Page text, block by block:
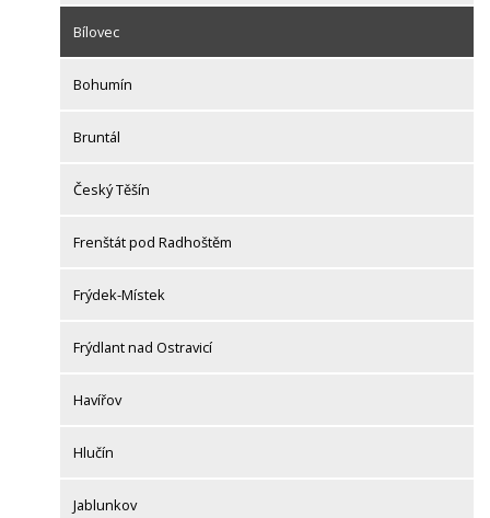
Bílovec
Bohumín
Bruntál
Český Těšín
Frenštát pod Radhoštěm
Frýdek-Místek
Frýdlant nad Ostravicí
Havířov
Hlučín
Jablunkov